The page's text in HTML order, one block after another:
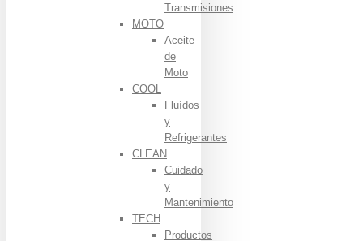
Transmisiones
MOTO
Aceite
de
Moto
COOL
Fluídos
y
Refrigerantes
CLEAN
Cuidado
y
Mantenimiento
TECH
Productos